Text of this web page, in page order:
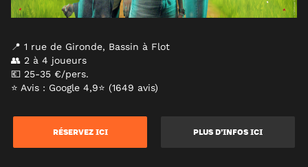
📍 1 rue de Gironde, Bassin à Flot
👥 2 à 4 joueurs
💶 25-35 €/pers.
⭐ Avis : Google 4,9⭐ (1649 avis)
RÉSERVEZ ICI PLUS D’INFOS ICI